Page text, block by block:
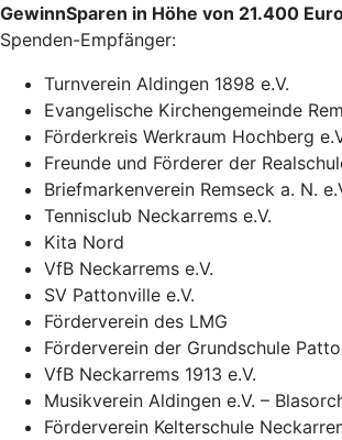
GewinnSparen in Höhe von 21.400
Spenden-Empfänger:
Turnverein Aldingen 1898 e.V.
Evangelische Kirchengemeinde
Förderkreis Werkraum Hochberg
Freunde und Förderer der
Briefmarkenverein Remseck a. N.
Tennisclub Neckarrems e.V.
Kita Nord
VfB Neckarrems e.V.
SV Pattonville e.V.
Förderverein des LMG
Förderverein der Grundschule
VfB Neckarrems 1913 e.V.
Musikverein Aldingen e.V. –
Förderverein Kelterschule